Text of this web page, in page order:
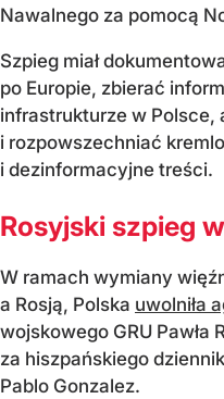
Nawalnego za pomocą
Szpieg miał
po Europie, zbierać
infrastrukturze w Polsce,
i rozpowszechniać
i dezinformacyjne treści.
Rosyjski szpieg
W ramach wymiany
a Rosją, Polska uwolniła
wojskowego GRU Pawła
za hiszpańskiego
Pablo Gonzalez.